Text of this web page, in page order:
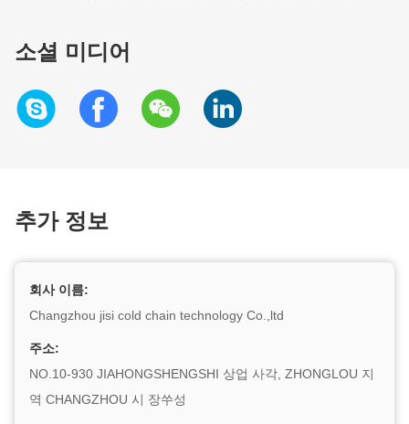
소셜 미디어
추가 정보
회사 이름:
Changzhou jisi cold chain technology Co.,ltd
주소:
NO.10-930 JIAHONGSHENGSHI 상업 사각, ZHONGLOU 지
역 CHANGZHOU 시 장쑤성